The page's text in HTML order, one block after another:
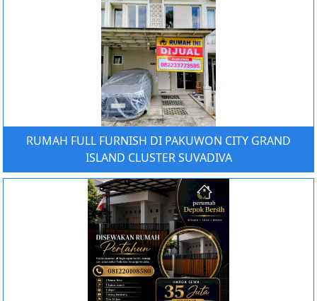
RUMAH FULL FURNISH DI PAKUWON CITY GRAND
ISLAND CLUSTER SUVADIVA